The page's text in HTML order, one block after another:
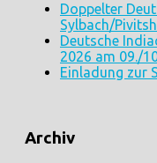
Doppelter
Sylbach/
Deutsche
2026 am 09./
Einladung zur
Archiv